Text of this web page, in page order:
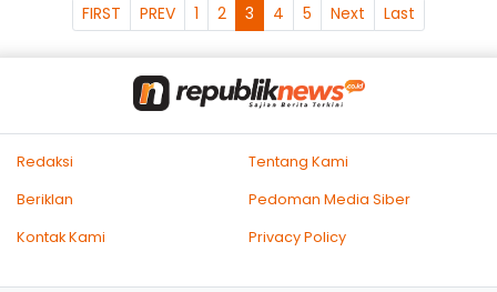
FIRST PREV 1 2 3 4 5 Next Last
Redaksi
Tentang Kami
Beriklan
Pedoman Media Siber
Kontak Kami
Privacy Policy